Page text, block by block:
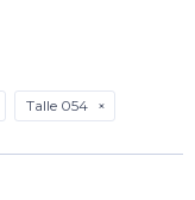
Talle 054